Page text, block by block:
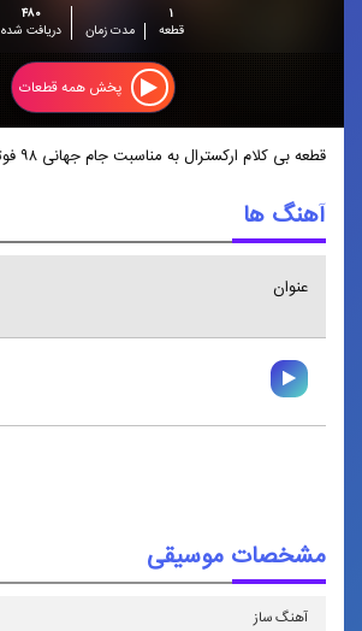
۱
قطعه
مدت زمان
۴۸۰
دریافت شده
پخش همه قطعات
قطعه بی کلام ارکسترال به‌ مناسبت جام جهانی ۹۸ فوتبال
آهنگ ها
عنوان
مشخصات موسیقی
آهنگ ساز